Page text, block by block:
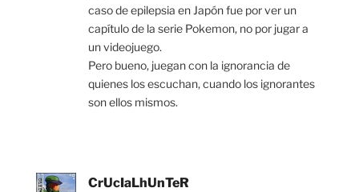
caso de epilepsia en Japón fue por ver un
capítulo de la serie Pokemon, no por jugar a
un videojuego.
Pero bueno, juegan con la ignorancia de
quienes los escuchan, cuando los ignorantes
son ellos mismos.
CrUcIaLhUnTeR